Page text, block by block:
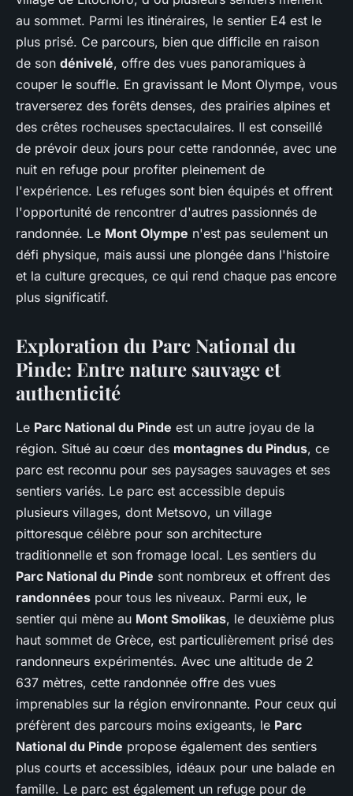
au sommet. Parmi les itinéraires, le sentier E4 est le
plus prisé. Ce parcours, bien que difficile en raison
de son dénivelé, offre des vues panoramiques à
couper le souffle. En gravissant le Mont Olympe, vous
traverserez des forêts denses, des prairies alpines et
des crêtes rocheuses spectaculaires. Il est conseillé
de prévoir deux jours pour cette randonnée, avec une
nuit en refuge pour profiter pleinement de
l'expérience. Les refuges sont bien équipés et offrent
l'opportunité de rencontrer d'autres passionnés de
randonnée. Le Mont Olympe n'est pas seulement un
défi physique, mais aussi une plongée dans l'histoire
et la culture grecques, ce qui rend chaque pas encore
plus significatif.
Exploration du Parc National du
Pinde: Entre nature sauvage et
authenticité
Le Parc National du Pinde est un autre joyau de la
région. Situé au cœur des montagnes du Pindus, ce
parc est reconnu pour ses paysages sauvages et ses
sentiers variés. Le parc est accessible depuis
plusieurs villages, dont Metsovo, un village
pittoresque célèbre pour son architecture
traditionnelle et son fromage local. Les sentiers du
Parc National du Pinde sont nombreux et offrent des
randonnées pour tous les niveaux. Parmi eux, le
sentier qui mène au Mont Smolikas, le deuxième plus
haut sommet de Grèce, est particulièrement prisé des
randonneurs expérimentés. Avec une altitude de 2
637 mètres, cette randonnée offre des vues
imprenables sur la région environnante. Pour ceux qui
préfèrent des parcours moins exigeants, le Parc
National du Pinde propose également des sentiers
plus courts et accessibles, idéaux pour une balade en
famille. Le parc est également un refuge pour de